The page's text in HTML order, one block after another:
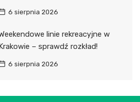
6 sierpnia 2026
linie rekreacyjne w
– sprawdź rozkład!
6 sierpnia 2026